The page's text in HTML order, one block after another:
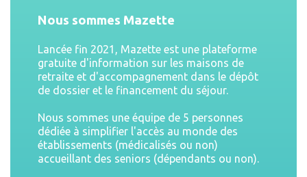
Nous sommes Mazette
Lancée fin 2021, Mazette est une plateforme
gratuite d'information sur les maisons de
retraite et d'accompagnement dans le dépôt
de dossier et le financement du séjour.
Nous sommes une équipe de 5 personnes
dédiée à simplifier l'accès au monde des
établissements (médicalisés ou non)
accueillant des seniors (dépendants ou non).